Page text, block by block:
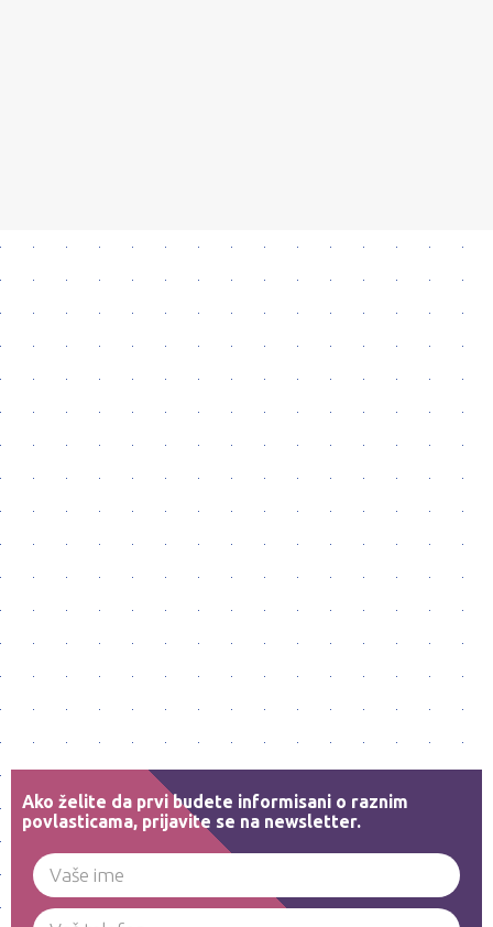
Ako želite da prvi budete informisani o raznim
povlasticama, prijavite se na newsletter.